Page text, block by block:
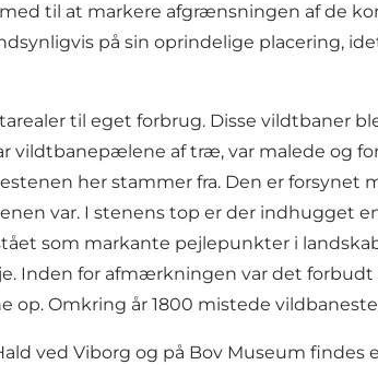
til at markere afgrænsningen af de
på sin oprindelige placering,
til eget forbrug. Disse vildtbaner
vildtbanepælene af træ, var malede og
her stammer fra. Den er forsynet
var. I stenens top er der indhugget
som markante pejlepunkter i
Inden for afmærkningen var det
Omkring år 1800 mistede
ved Viborg og på Bov Museum